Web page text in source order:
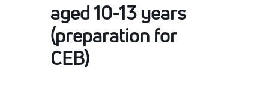
aged 10-13 years
(preparation for
CEB)